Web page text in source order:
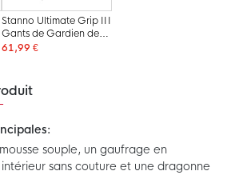
Stanno Ultimate Grip III
Gants de Gardien de
But Rouge Noir
61,99 €
souple, un gaufrage en
sans couture et une dragonne